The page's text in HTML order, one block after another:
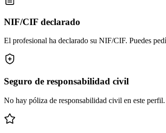
NIF/CIF declarado
El profesional ha declarado su NIF/CIF. Puedes
Seguro de responsabilidad civil
No hay póliza de responsabilidad civil en este perfil.